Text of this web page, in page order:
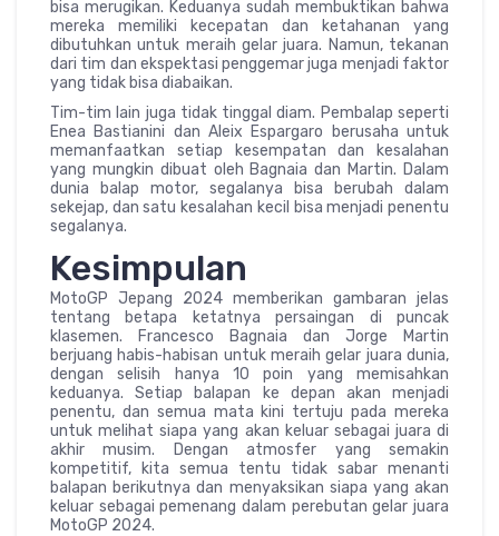
bisa merugikan. Keduanya sudah membuktikan bahwa
mereka memiliki kecepatan dan ketahanan yang
dibutuhkan untuk meraih gelar juara. Namun, tekanan
dari tim dan ekspektasi penggemar juga menjadi faktor
yang tidak bisa diabaikan.
Tim-tim lain juga tidak tinggal diam. Pembalap seperti
Enea Bastianini dan Aleix Espargaro berusaha untuk
memanfaatkan setiap kesempatan dan kesalahan
yang mungkin dibuat oleh Bagnaia dan Martin. Dalam
dunia balap motor, segalanya bisa berubah dalam
sekejap, dan satu kesalahan kecil bisa menjadi penentu
segalanya.
Kesimpulan
MotoGP Jepang 2024 memberikan gambaran jelas
tentang betapa ketatnya persaingan di puncak
klasemen. Francesco Bagnaia dan Jorge Martin
berjuang habis-habisan untuk meraih gelar juara dunia,
dengan selisih hanya 10 poin yang memisahkan
keduanya. Setiap balapan ke depan akan menjadi
penentu, dan semua mata kini tertuju pada mereka
untuk melihat siapa yang akan keluar sebagai juara di
akhir musim. Dengan atmosfer yang semakin
kompetitif, kita semua tentu tidak sabar menanti
balapan berikutnya dan menyaksikan siapa yang akan
keluar sebagai pemenang dalam perebutan gelar juara
MotoGP 2024.